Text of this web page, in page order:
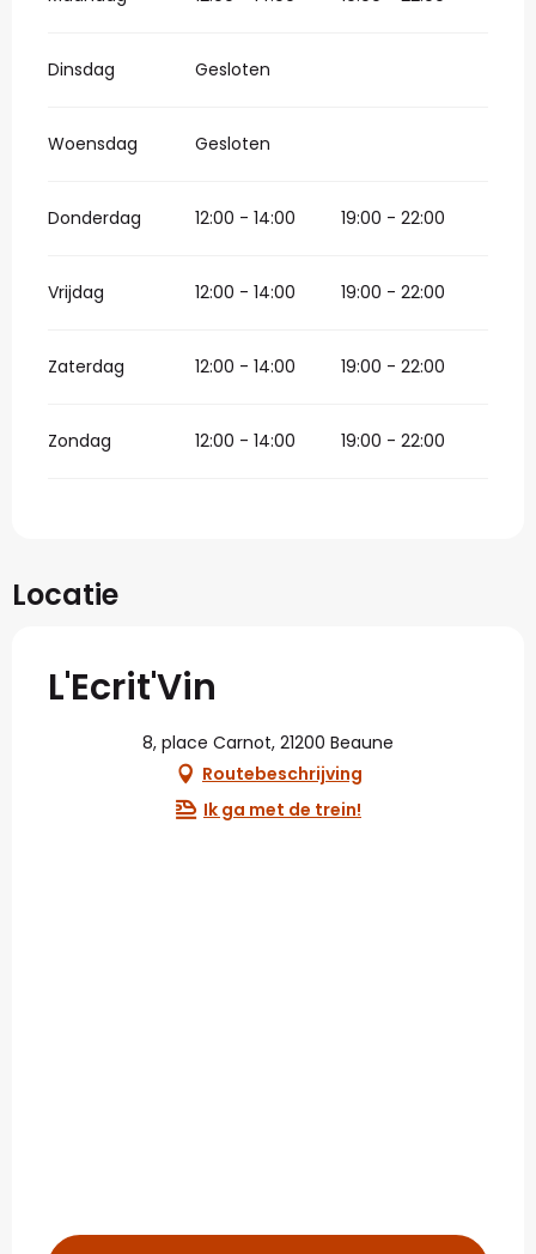
Dinsdag Gesloten
Woensdag Gesloten
Donderdag 12:00 - 14:00 19:00 - 22:00
Vrijdag 12:00 - 14:00 19:00 - 22:00
Zaterdag 12:00 - 14:00 19:00 - 22:00
Zondag 12:00 - 14:00 19:00 - 22:00
Locatie
L'Ecrit'Vin
8, place Carnot, 21200 Beaune
Routebeschrijving
Ik ga met de trein!